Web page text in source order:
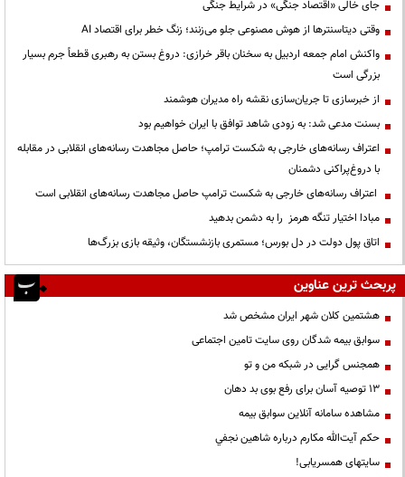
جای خالی «اقتصاد جنگی» در شرایط جنگی
وقتی دیتاسنترها از هوش مصنوعی جلو می‌زنند؛ زنگ خطر برای اقتصاد AI
واکنش امام جمعه اردبیل به سخنان باقر خرازی: دروغ بستن به رهبری قطعاً جرم بسیار
بزرگی است
از خبرسازی تا جریان‌سازی نقشه راه مدیران هوشمند
بسنت مدعی شد: به زودی شاهد توافق با ایران خواهیم بود
اعتراف رسانه‌های خارجی به شکست ترامپ؛ حاصل مجاهدت رسانه‌های انقلابی در مقابله
با دروغ‌پراکنی دشمنان
اعتراف رسانه‌های خارجی به شکست ترامپ حاصل مجاهدت رسانه‌های انقلابی است
مبادا اختیار تنگه هرمز را به دشمن بدهید
اتاق پول دولت در دل بورس؛ مستمری بازنشستگان، وثیقه بازی بزرگ‌ها
پربحث ترین عناوین
هشتمین کلان شهر ایران مشخص شد
سوابق بیمه شدگان روی سایت تامین اجتماعی
همجنس گرایی در شبکه من و تو
13 توصیه آسان برای رفع بوی بد دهان
مشاهده سامانه آنلاين سوابق بیمه
حكم آيت‌الله مكارم درباره شاهين نجفي
سایتهای همسریابی!